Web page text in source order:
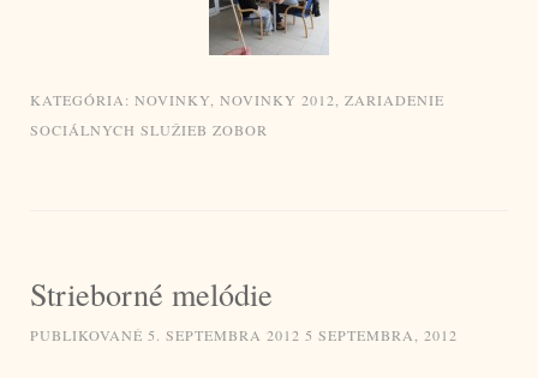
KATEGÓRIA: NOVINKY, NOVINKY 2012, ZARIADENIE
SOCIÁLNYCH SLUŽIEB ZOBOR
Strieborné melódie
PUBLIKOVANÉ 5. SEPTEMBRA 2012 5 SEPTEMBRA, 2012